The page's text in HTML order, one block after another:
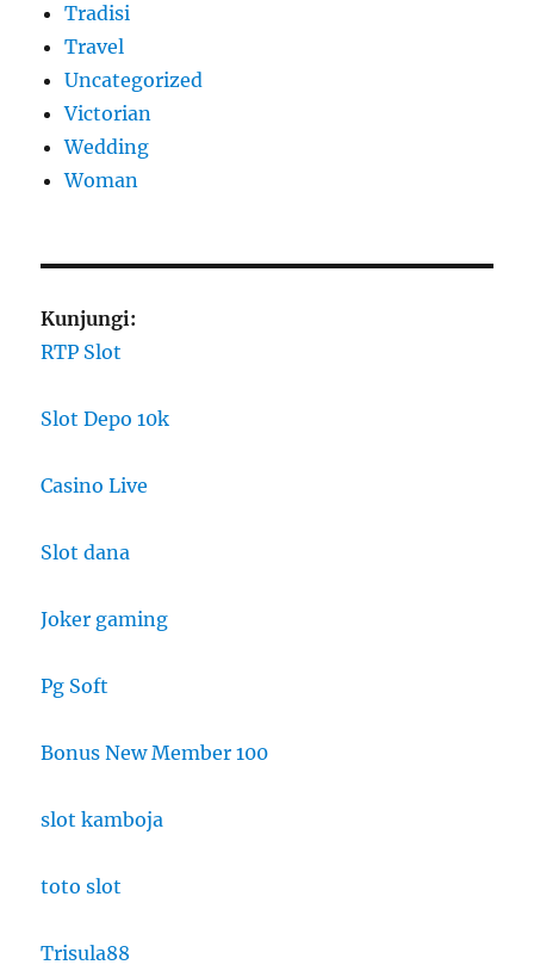
Tradisi
Travel
Uncategorized
Victorian
Wedding
Woman
Kunjungi:
RTP Slot
Slot Depo 10k
Casino Live
Slot dana
Joker gaming
Pg Soft
Bonus New Member 100
slot kamboja
toto slot
Trisula88